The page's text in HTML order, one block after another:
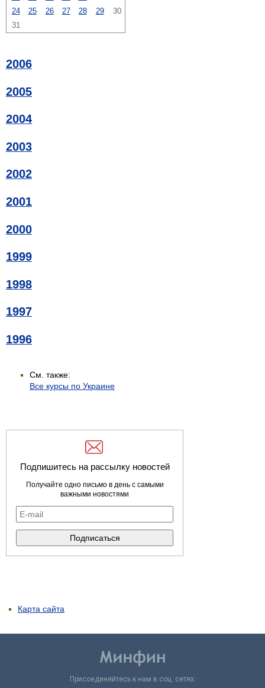
24
25 26 27 28 29
30
31
2006
2005
2004
2003
2002
2001
2000
1999
1998
1997
1996
См. также:
Все курсы по Украине
Подпишитесь на рассылку новостей
Получайте одно письмо в день с самыми
важными новостями
Карта сайта
Присоединяйтесь к нам в соц. сетях: